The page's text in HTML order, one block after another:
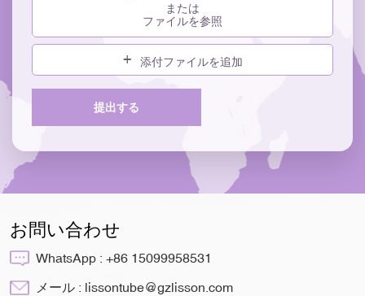
または
ファイルを参照
添付ファイルを追加
提出する
お問い合わせ
WhatsApp : +86 15099958531
メール : lissontube@gzlisson.com